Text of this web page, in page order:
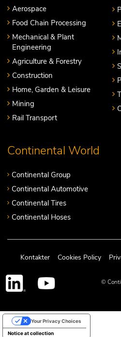
Aerospace
Food Chain Processing
Mechanical & Plant
Engineering
Agriculture & Forestry
Construction
Home, Garden & Leisure
Mining
Rail Transport
Continental World
Continental Group
Continental Automotive
Continental Tires
Continental Hoses
Kontakter Cookies Policy
©
Notice at collection
Your Privacy Choices